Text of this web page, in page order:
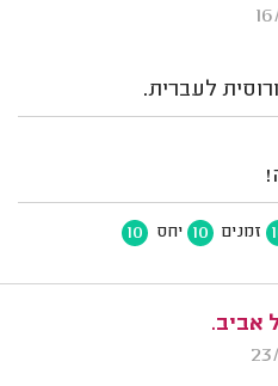
לעברית.
זמנים 10 יחס 10
אביב.